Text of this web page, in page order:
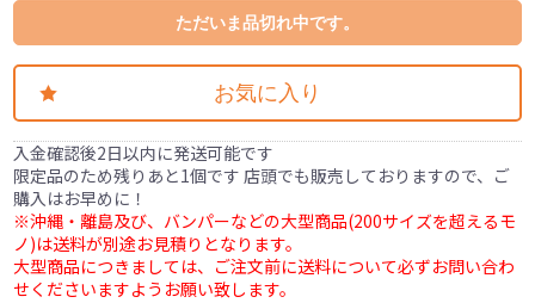
ただいま品切れ中です。
お気に入り
入金確認後2日以内に発送可能です
限定品のため残りあと1個です 店頭でも販売しておりますので、ご
購入はお早めに！
※沖縄・離島及び、バンパーなどの大型商品(200サイズを超えるモ
ノ)は送料が別途お見積りとなります。
大型商品につきましては、ご注文前に送料について必ずお問い合わ
せくださいますようお願い致します。